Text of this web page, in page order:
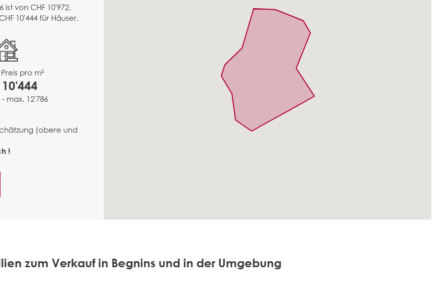
von CHF 10'972,
10'444 für Häuser.
pro m²
10'444
max. 12'786
(obere und
!
zum Verkauf in Begnins und in der Umgebung